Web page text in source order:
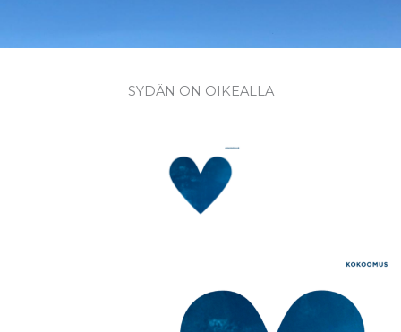
SYDÄN ON OIKEALLA